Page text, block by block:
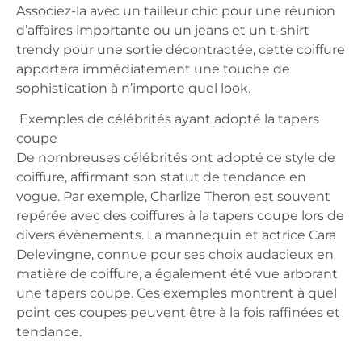
Associez-la avec un tailleur chic pour une réunion
d’affaires importante ou un jeans et un t-shirt
trendy pour une sortie décontractée, cette coiffure
apportera immédiatement une touche de
sophistication à n’importe quel look.
Exemples de célébrités ayant adopté la tapers
coupe
De nombreuses célébrités ont adopté ce style de
coiffure, affirmant son statut de tendance en
vogue. Par exemple, Charlize Theron est souvent
repérée avec des coiffures à la tapers coupe lors de
divers évènements. La mannequin et actrice Cara
Delevingne, connue pour ses choix audacieux en
matière de coiffure, a également été vue arborant
une tapers coupe. Ces exemples montrent à quel
point ces coupes peuvent être à la fois raffinées et
tendance.